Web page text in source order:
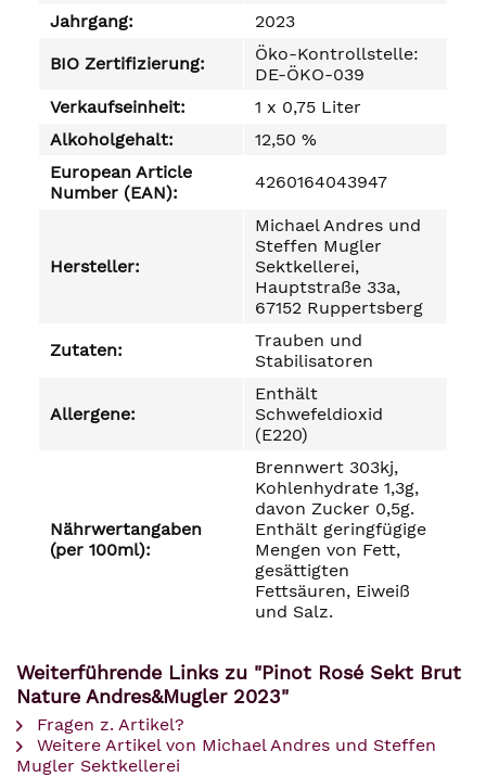
Jahrgang:
2023
BIO Zertifizierung:
Öko-Kontrollstelle:
DE-ÖKO-039
Verkaufseinheit:
1 x 0,75 Liter
Alkoholgehalt:
12,50 %
European Article
Number (EAN):
4260164043947
Hersteller:
Michael Andres und
Steffen Mugler
Sektkellerei,
Hauptstraße 33a,
67152 Ruppertsberg
Zutaten:
Trauben und
Stabilisatoren
Allergene:
Enthält
Schwefeldioxid
(E220)
Nährwertangaben
(per 100ml):
Brennwert 303kj,
Kohlenhydrate 1,3g,
davon Zucker 0,5g.
Enthält geringfügige
Mengen von Fett,
gesättigten
Fettsäuren, Eiweiß
und Salz.
Weiterführende Links zu "Pinot Rosé Sekt Brut
Nature Andres&Mugler 2023"
Fragen z. Artikel?
Weitere Artikel von Michael Andres und Steffen
Mugler Sektkellerei